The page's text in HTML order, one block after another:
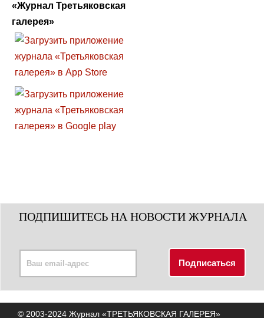
«Журнал Третьяковская
галерея»
ПОДПИШИТЕСЬ НА НОВОСТИ ЖУРНАЛА
© 2003-2024 Журнал «ТРЕТЬЯКОВСКАЯ ГАЛЕРЕЯ»